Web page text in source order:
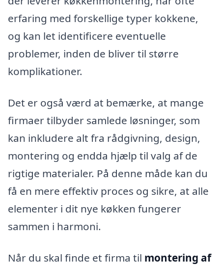
erfaring med forskellige typer kokkene,
og kan let identificere eventuelle
problemer, inden de bliver til større
komplikationer.
Det er også værd at bemærke, at mange
firmaer tilbyder samlede løsninger, som
kan inkludere alt fra rådgivning, design,
montering og endda hjælp til valg af de
rigtige materialer. På denne måde kan du
få en mere effektiv proces og sikre, at alle
elementer i dit nye køkken fungerer
sammen i harmoni.
Når du skal finde et firma til montering af